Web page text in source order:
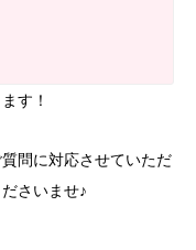
す！
問に対応させていただ
さいませ♪